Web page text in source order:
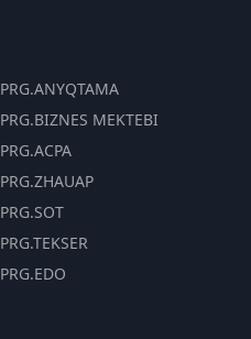
PRG.ANYQTAMA
PRG.BIZNES MEKTEBI
PRG.ACPA
PRG.ZHAUAP
PRG.SOT
PRG.TEKSER
PRG.EDO